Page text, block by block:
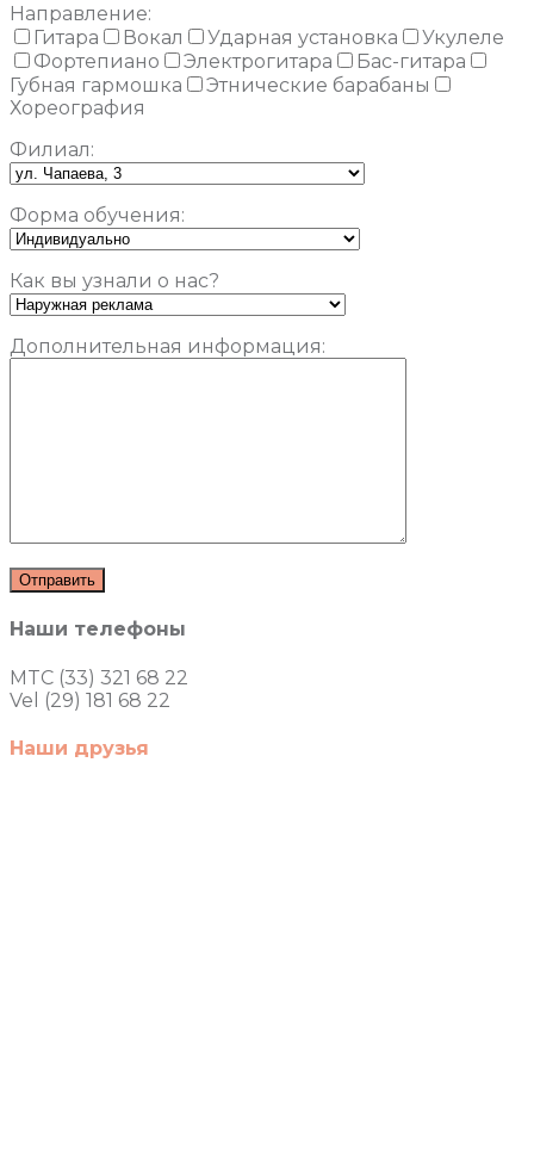
Направление:
Гитара
Вокал Ударная установка
Укулеле
Фортепиано
Электрогитара
Бас-гитара
Губная гармошка
Этнические барабаны
Хореография
Филиал:
Форма обучения:
Как вы узнали о нас?
Дополнительная информация:
Наши телефоны
MTC (33) 321 68 22
Vel (29) 181 68 22
Наши друзья